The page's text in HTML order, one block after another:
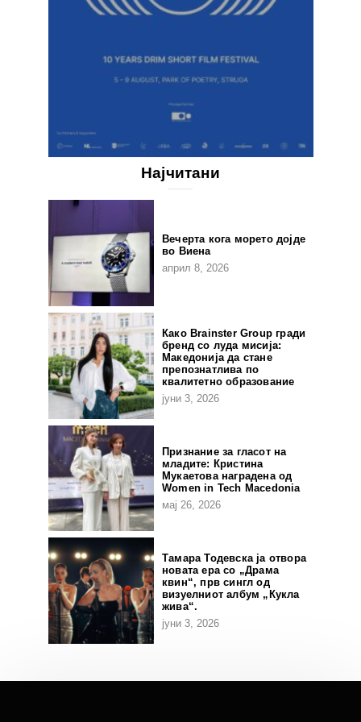
Најчитани
Вечерта кога морето дојде
во Виена
април 8, 2026
Како Brainster Group гради
бренд со луда мисија:
Македонија да стане
препознатлива по
квалитетно образование
јуни 3, 2026
Признание за гласот на
младите: Кристина
Мукаетова наградена од
Women in Tech Macedonia
мај 26, 2026
Тамара Тодевска ја отвора
новата ера со „Драма
квин“, прв сингл од
визуелниот албум „Кукла
жива“.
јуни 3, 2026